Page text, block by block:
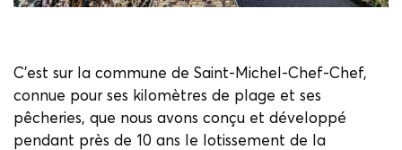
C’est sur la commune de Saint-Michel-Chef-Chef,
connue pour ses kilomètres de plage et ses
pêcheries, que nous avons conçu et développé
pendant près de 10 ans le lotissement de la